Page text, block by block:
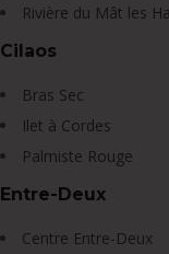
Rivière du Mât les
Cilaos
Bras Sec
Ilet à Cordes
Palmiste Rouge
Entre-Deux
Centre Entre-Deux